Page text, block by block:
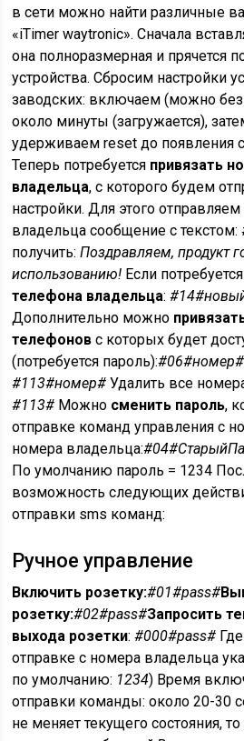
в сети можно найти различные
«iTimer waytronic». Сначала
она полноразмерная и прячется
устройства. Сбросим настройки
заводских: включаем (можно
около минуты (загружается),
удерживаем reset до появления
Теперь потребуется привязать
владельца, с которого будем
настройки. Для этого
владельца сообщение с текстом:
получить:Поздравляем, продукт
использованию! Если потребуется
телефона владельца:
Дополнительно можно
телефонов с которых будет
(потребуется пароль):#06#номер#
#113#номер# Удалить все
#113# Можно сменить пароль,
отправке команд управления с
номера владельца:
По умолчанию пароль = 1234
возможность следующих
отправки sms команд:
Ручное управление
Включить розетку:#01#pass#
розетку:#02#pass#Запросить
выхода розетки:#000#pass#
отправке с номера владельца
по умолчанию: 1234) Время
отправки команды: около 20-30
не меняет текущего состояния,